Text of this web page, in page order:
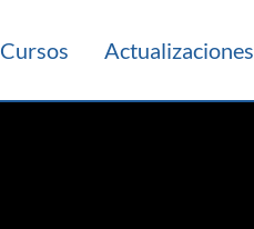
Cursos Actualizaciones